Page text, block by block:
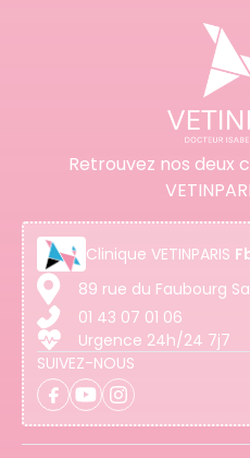
Retrouvez nos deux
Clinique VETINPARIS
89 rue du Faubourg
01 43 07 01 06
Urgence 24h/24 7j7
SUIVEZ-NOUS